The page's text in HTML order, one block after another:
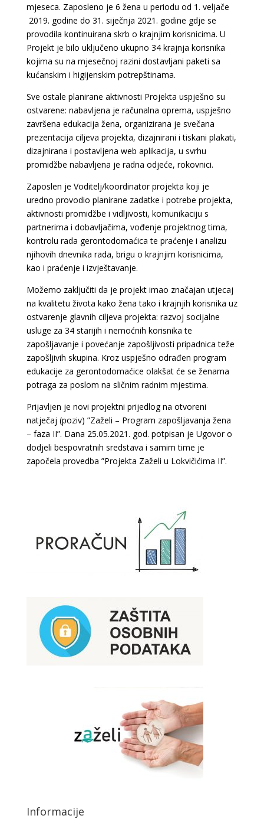
mjeseca. Zaposleno je 6 žena u periodu od 1. veljače
2019. godine do 31. siječnja 2021. godine gdje se
provodila kontinuirana skrb o krajnjim korisnicima. U
Projekt je bilo uključeno ukupno 34 krajnja korisnika
kojima su na mjesečnoj razini dostavljani paketi sa
kućanskim i higijenskim potrepštinama.
Sve ostale planirane aktivnosti Projekta uspješno su
ostvarene: nabavljena je računalna oprema, uspješno
završena edukacija žena, organizirana je svečana
prezentacija ciljeva projekta, dizajnirani i tiskani plakati,
dizajnirana i postavljena web aplikacija, u svrhu
promidžbe nabavljena je radna odjeće, rokovnici.
Zaposlen je Voditelj/koordinator projekta koji je
uredno provodio planirane zadatke i potrebe projekta,
aktivnosti promidžbe i vidljivosti, komunikaciju s
partnerima i dobavljačima, vođenje projektnog tima,
kontrolu rada gerontodomaćica te praćenje i analizu
njihovih dnevnika rada, brigu o krajnjim korisnicima,
kao i praćenje i izvještavanje.
Možemo zaključiti da je projekt imao značajan utjecaj
na kvalitetu života kako žena tako i krajnjih korisnika uz
ostvarenje glavnih ciljeva projekta: razvoj socijalne
usluge za 34 starijih i nemoćnih korisnika te
zapošljavanje i povećanje zapošljivosti pripadnica teže
zapošljivih skupina. Kroz uspješno odrađen program
edukacije za gerontodomaćice olakšat će se ženama
potraga za poslom na sličnim radnim mjestima.
Prijavljen je novi projektni prijedlog na otvoreni
natječaj (poziv) ”Zaželi – Program zapošljavanja žena
– faza II”. Dana 25.05.2021. god. potpisan je Ugovor o
dodjeli bespovratnih sredstava i samim time je
započela provedba ”Projekta Zaželi u Lokvičićima II”.
Informacije